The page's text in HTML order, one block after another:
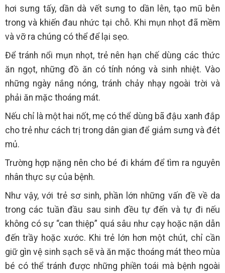
hơi sưng tấy, dần dà vết sưng to dần lên, tạo mũ bên
trong và khiến đau nhức tại chỗ. Khi mụn nhọt đã mềm
và vỡ ra chúng có thể để lại sẹo.
Để tránh nổi mụn nhọt, trẻ nên hạn chế dùng các thức
ăn ngọt, những đồ ăn có tính nóng và sinh nhiệt. Vào
những ngày nắng nóng, tránh chảy nhạy ngoài trời và
phải ăn mặc thoáng mát.
Nếu chỉ là một hai nốt, mẹ có thể dùng bã đậu xanh đắp
cho trẻ như cách trị trong dân gian để giảm sưng và đét
mủ.
Trường hợp nặng nên cho bé đi khám để tìm ra nguyên
nhân thực sự của bệnh.
Như vậy, với trẻ sơ sinh, phần lớn những vấn đề về da
trong các tuần đầu sau sinh đều tự đến và tự đi nếu
không có sự “can thiệp” quá sâu như cạy hoặc nặn dẫn
đến trầy hoặc xước. Khi trẻ lớn hơn một chút, chỉ cần
giữ gìn vệ sinh sạch sẽ và ăn mặc thoáng mát theo mùa
bé có thể tránh được những phiền toái mà bệnh ngoài